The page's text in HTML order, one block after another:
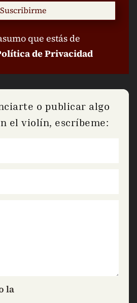
Suscribirme
que estás de
de Privacidad
o publicar algo
el violín, escríbeme:
la